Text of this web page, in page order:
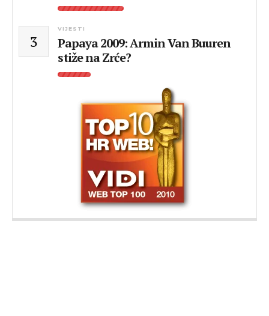
3
VIJESTI
Papaya 2009: Armin Van Buuren
stiže na Zrće?